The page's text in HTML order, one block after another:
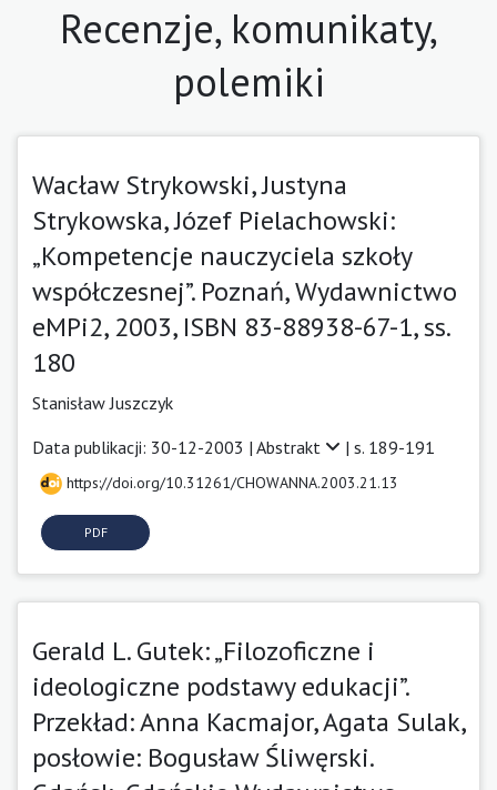
Recenzje, komunikaty,
polemiki
Wacław Strykowski, Justyna
Strykowska, Józef Pielachowski:
„Kompetencje nauczyciela szkoły
współczesnej”. Poznań, Wydawnictwo
eMPi2, 2003, ISBN 83-88938-67-1, ss.
180
Stanisław Juszczyk
Data publikacji: 30-12-2003 | Abstrakt | s. 189-191
https://doi.org/10.31261/CHOWANNA.2003.21.13
PDF
Gerald L. Gutek: „Filozoficzne i
ideologiczne podstawy edukacji”.
Przekład: Anna Kacmajor, Agata Sulak,
posłowie: Bogusław Śliwęrski.